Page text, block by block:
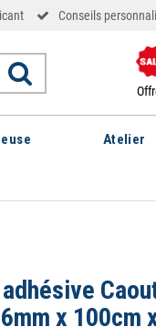
Conseils
Atelier
x 100cm